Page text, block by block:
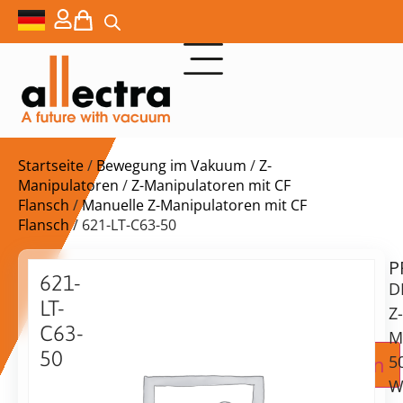
Startseite/ Bewegung im Vakuum /Z-
Manipulatoren /Z-Manipulatoren mit CF
Flansch /Manuelle Z-Manipulatoren mit CF
Flansch/ 621-LT-C63-50
621-
LT-
C63-
50
auf
Zur Angebotsanfrage hinzufügen
Z-